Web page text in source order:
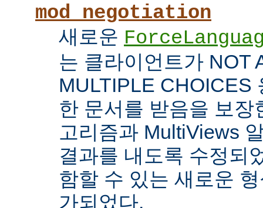
mod_negotiation
새로운
는 클라이언트가 NOT
MULTIPLE CHOICES
한 문서를 받음을 보장
고리즘과 MultiViews
결과를 내도록 수정되
함할 수 있는 새로운
가되었다.